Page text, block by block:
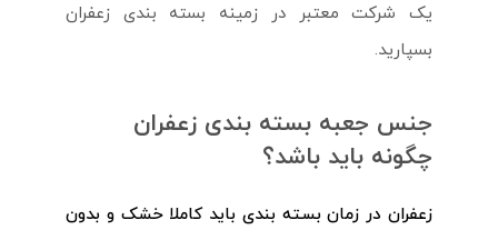
یک شرکت معتبر در زمینه بسته بندی زعفران
بسپارید.
جنس جعبه بسته بندی زعفران
چگونه باید باشد؟
زعفران در زمان بسته بندی باید کاملا خشک و بدون